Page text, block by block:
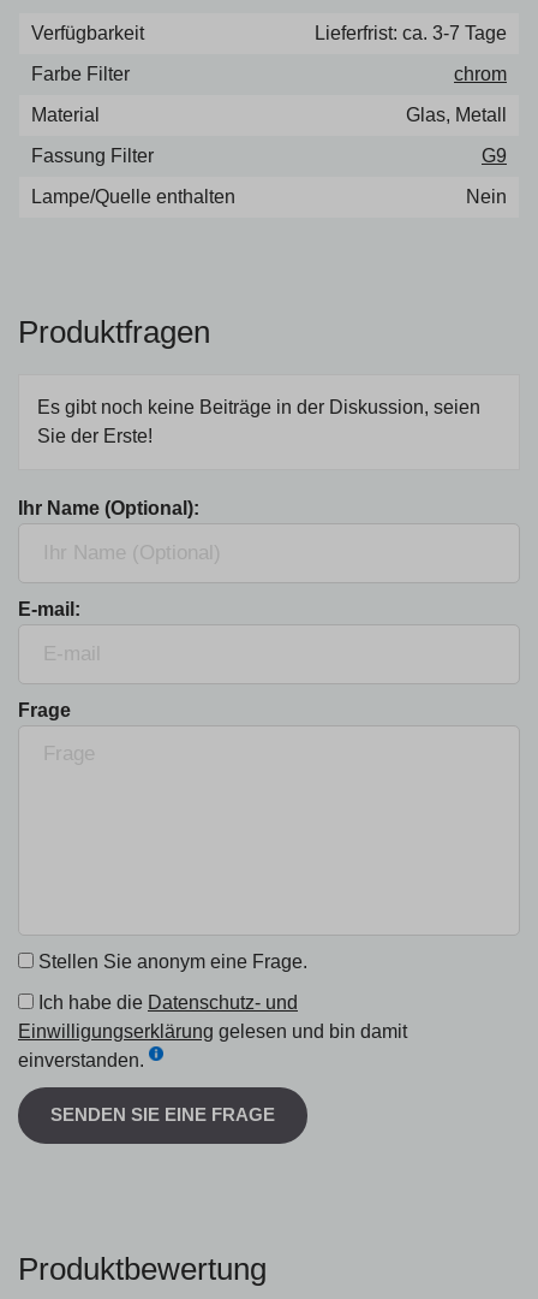
Verfügbarkeit
Lieferfrist: ca. 3-7 Tage
Farbe Filter
chrom
Material
Glas, Metall
Fassung Filter
G9
Lampe/Quelle enthalten
Nein
Produktfragen
Es gibt noch keine Beiträge in der Diskussion, seien
Sie der Erste!
Ihr Name (Optional):
E-mail:
Frage
Stellen Sie anonym eine Frage.
Ich habe die Datenschutz- und
Einwilligungserklärung gelesen und bin damit
einverstanden.
SENDEN SIE EINE FRAGE
Produktbewertung